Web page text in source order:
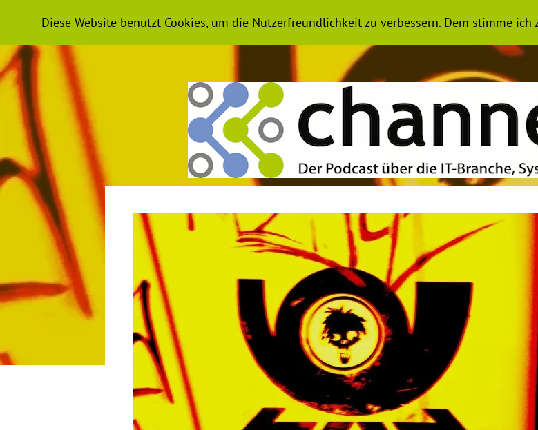
HOME NEWS PODCAST-WISSEN LIVE ARCHIV ALLER FOLGEN
Diese Website benutzt Cookies, um die Nutzerfreundlichkeit zu verbessern. Dem stimme ich